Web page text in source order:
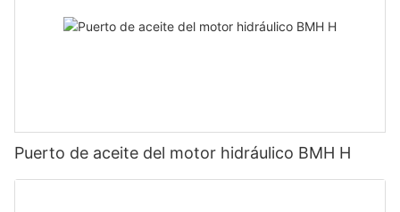
Puerto de aceite del motor hidráulico BMH H